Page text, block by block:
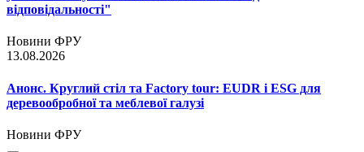
відповідальності"
Новини ФРУ
13.08.2026
Анонс. Круглий стіл та Factory tour: EUDR і ESG для
деревообробної та меблевої галузі
Новини ФРУ